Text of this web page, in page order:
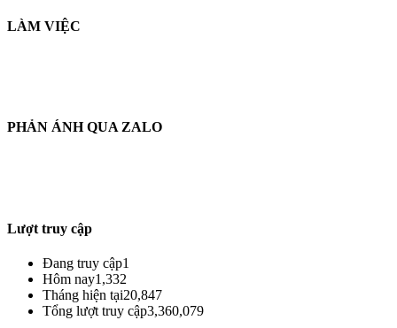
LÀM VIỆC
PHẢN ÁNH QUA ZALO
Lượt truy cập
Đang truy cập1
Hôm nay1,332
Tháng hiện tại20,847
Tổng lượt truy cập3,360,079